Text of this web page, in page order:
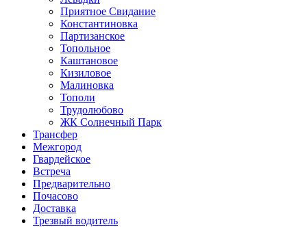
Приятное Свидание
Константиновка
Партизанское
Топольное
Каштановое
Кизиловое
Малиновка
Тополи
Трудолюбово
ЖК Солнечный Парк
Трансфер
Межгород
Гвардейское
Встреча
Предварительно
Почасово
Доставка
Трезвый водитель